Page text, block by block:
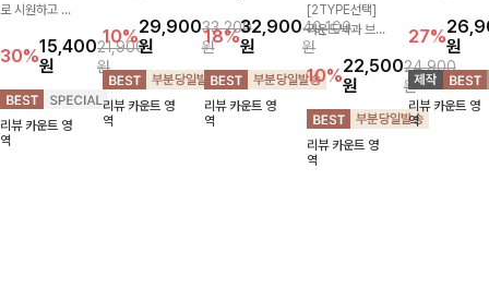
로 시원하고 쾌
좋은 나시 니트
🌿 깔끔한 스퀘
어넥 디자인이
쇄골 라인을 더
욱 여리하고 여
성스럽게 연출해
30%15,400
원
21,900
원
리뷰 카운트 영
역
만나 하나만 입
어도 완성도 높
은 스타일링을
연출해드려요 부
담 없이 즐기기
좋은 데일리 니
10%29,900
원
33,200
원
리뷰 카운트 영
역
패턴이 어우러져
포인트 있게 즐
기기 좋은 가디
건 🤍 가볍게 걸
쳐주기만 해도
스타일리시한 무
18%32,900
원
40,100
원
리뷰 카운트 영
역
[2TYPE선택]
라운드넥과 브이
넥 두 가지 디자
인으로 취향에
맞게 선택 가능
한 베이직 니트
🤍 깔끔한 실루
엣과 부드러운
착용감으로 단독
10%22,500
원
24,900
원
리뷰 카운트 영
역
으로 세련됨이
묻어나는 니트:)
시원쫀쫀함 가
득, 여성스러운
룩을 완성해봐요
♡
27%원
리뷰 카운트 영
역